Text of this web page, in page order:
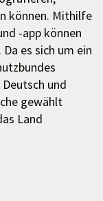
können. Mithilfe
-app können
es sich um ein
und
gewählt
Land